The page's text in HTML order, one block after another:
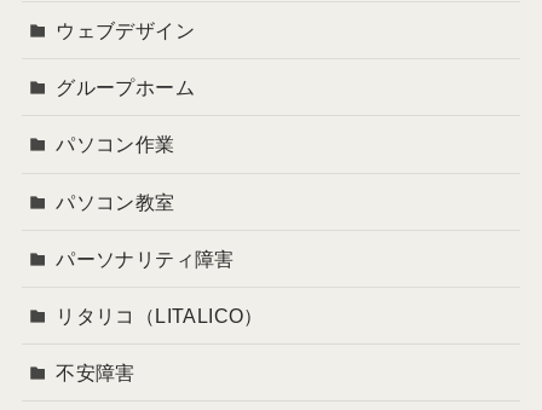
ウェブデザイン
グループホーム
パソコン作業
パソコン教室
パーソナリティ障害
リタリコ（LITALICO）
不安障害